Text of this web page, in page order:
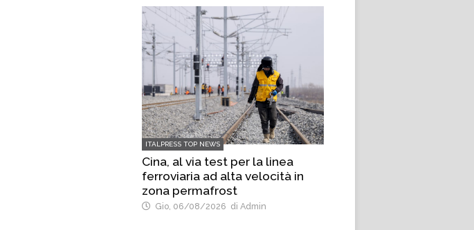
ITALPRESS TOP NEWS
Cina, al via test per la linea
ferroviaria ad alta velocità in
zona permafrost
Gio, 06/08/2026 di Admin